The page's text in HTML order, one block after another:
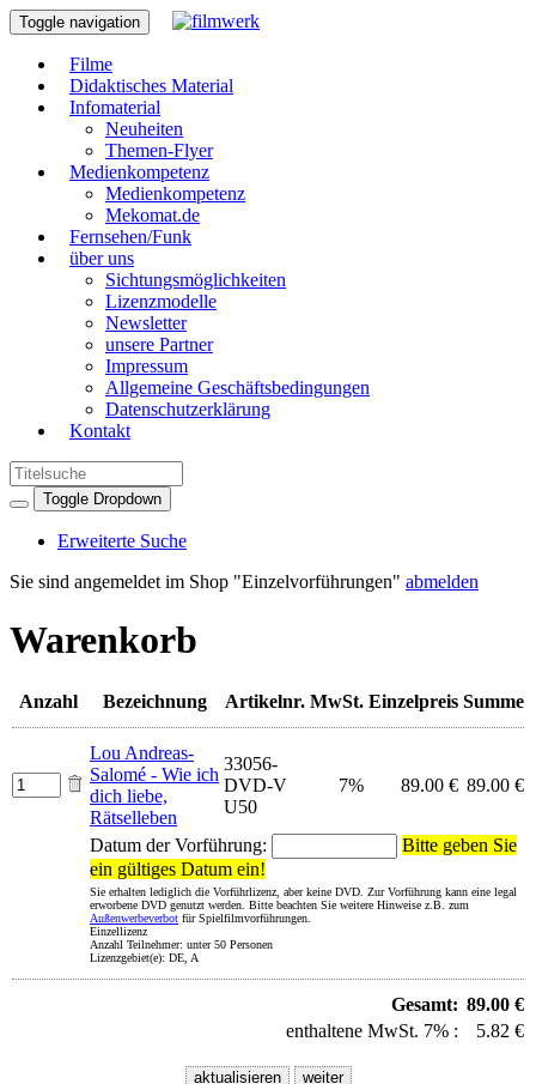
Toggle navigation
Filme
Didaktisches Material
Infomaterial
Neuheiten
Themen-Flyer
Medienkompetenz
Medienkompetenz
Mekomat.de
Fernsehen/Funk
über uns
Sichtungsmöglichkeiten
Lizenzmodelle
Newsletter
unsere Partner
Impressum
Allgemeine Geschäftsbedingungen
Datenschutzerklärung
Kontakt
Toggle Dropdown
Erweiterte Suche
Sie sind angemeldet im Shop "Einzelvorführungen" abmelden
Warenkorb
Anzahl Bezeichnung Artikelnr. MwSt. Einzelpreis Summe
Lou Andreas-
Salomé - Wie ich
dich liebe,
Rätselleben
33056-
DVD-V
U50
7% 89.00 € 89.00 €
Datum der Vorführung:
Bitte geben Sie
ein gültiges Datum ein!
Sie erhalten lediglich die Vorführlizenz, aber keine DVD. Zur Vorführung kann eine legal
erworbene DVD genutzt werden. Bitte beachten Sie weitere Hinweise z.B. zum
Außenwerbeverbot für Spielfilmvorführungen.
Einzellizenz
Anzahl Teilnehmer: unter 50 Personen
Lizenzgebiet(e): DE, A
Gesamt: 89.00 €
enthaltene MwSt. 7% :
5.82 €